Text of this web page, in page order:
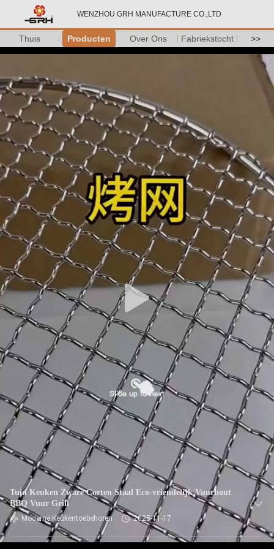
WENZHOU GRH MANUFACTURE CO.,LTD
Thuis Producten Over Ons Fabriekstocht >>
Tuin Keuken Zware Corten Staal Eco-vriendelijk Vuurhout
BBQ Vuur Grill
Moderne Keukentoebehoren 2025-11-17